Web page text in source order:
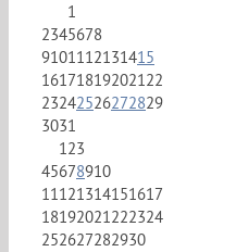
1
2345678
9101112131415
16171819202122
23242526272829
3031
123
45678910
11121314151617
18192021222324
252627282930